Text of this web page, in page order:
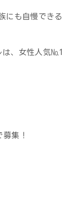
にも自慢できる
は、女性人気№1
集！